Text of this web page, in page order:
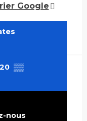
Google
▒▒
nous